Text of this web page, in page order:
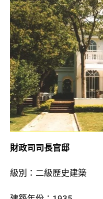
財政司司長官邸
級別：二級歷史建築